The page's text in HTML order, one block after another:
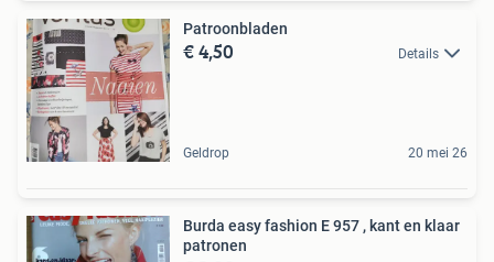
Patroonbladen
€ 4,50 Details
Geldrop 20 mei 26
Burda easy fashion E 957 , kant en klaar
patronen